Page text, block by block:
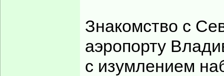
Знакомство с
аэропорту
с изумлением